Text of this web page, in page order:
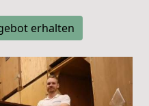
erhalten